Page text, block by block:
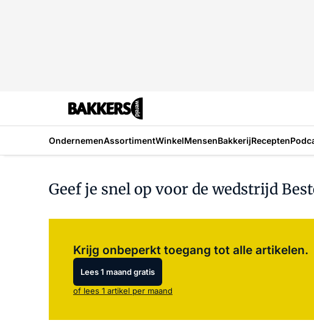
OndernemenAssortimentWinkelMensenBakkerijRecepten
Geef je snel op voor de wedstrijd
Krijg onbeperkt toegang tot alle artikelen.
Lees 1 maand gratis
of lees 1 artikel per maand